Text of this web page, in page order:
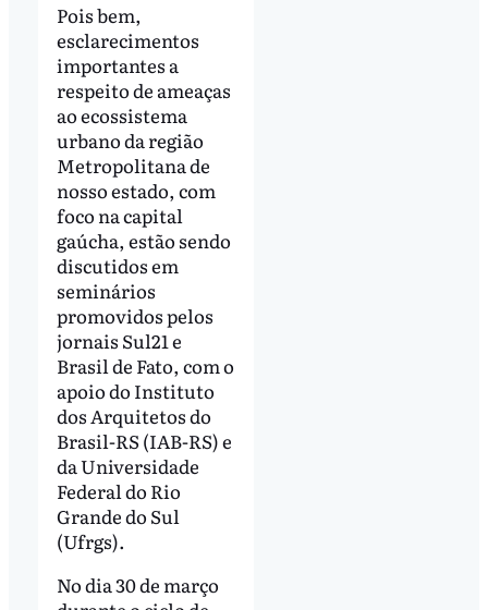
Pois bem,
esclarecimentos
importantes a
respeito de ameaças
ao ecossistema
urbano da região
Metropolitana de
nosso estado, com
foco na capital
gaúcha, estão sendo
discutidos em
seminários
promovidos pelos
jornais Sul21 e
Brasil de Fato, com o
apoio do Instituto
dos Arquitetos do
Brasil-RS (IAB-RS) e
da Universidade
Federal do Rio
Grande do Sul
(Ufrgs).
No dia 30 de março